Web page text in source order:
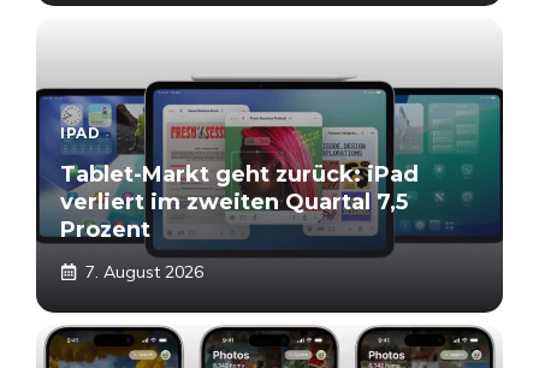
IPAD
Tablet-Markt geht zurück: iPad
verliert im zweiten Quartal 7,5
Prozent
7. August 2026